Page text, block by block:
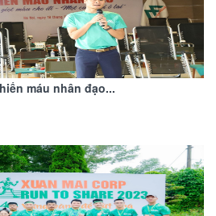
máu nhân đạo...